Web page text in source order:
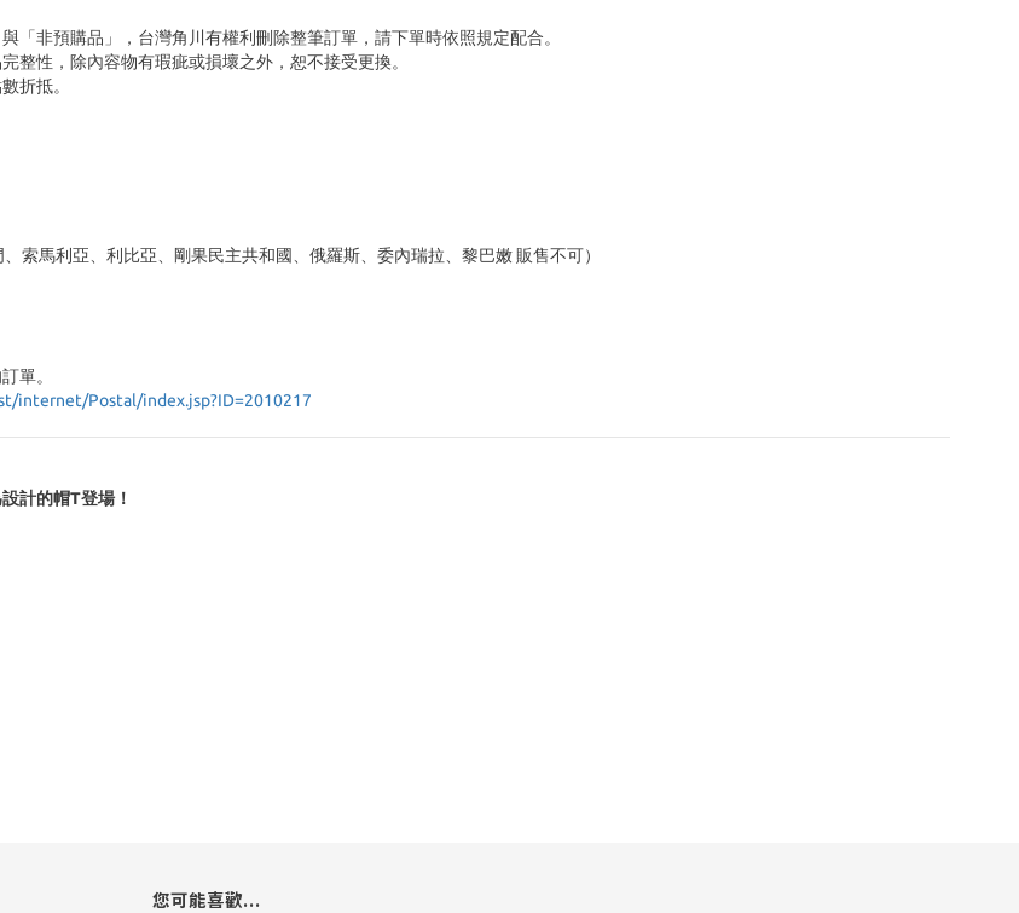
非預購品」，台灣角川有權利刪除整筆訂單，請下單時依照規定配合。
性，除內容物有瑕疵或損壞之外，恕不接受更換。
折抵。
索馬利亞、利比亞、剛果民主共和國、俄羅斯、委內瑞拉、黎巴嫩 販售不可）
單。
internet/Postal/index.jsp?ID=2010217
計的帽T登場！
您可能喜歡...